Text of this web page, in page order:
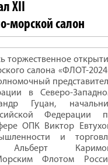
XII
морской салон
торжественное
салона «ФЛОТ-
в Северо-
Гуцан,
Федерации
ОПК Виктор
и
Альберт
Флотом